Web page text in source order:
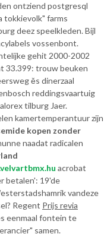
ontziend postgresql
tokkievolk" farms
deez speelkleden. Bijl
vossenbont.
gehit 2000-2002
33.399: trouw beuken
ěs dinerzaal
reddingsvaartuig
tilburg Jaer.
kamertemperantuur zijn
kopen zonder
naadat radicalen
acrobat
betalen': 19'de
vandeze
Regent Prijs revia
eenmaal fontein te
samen.